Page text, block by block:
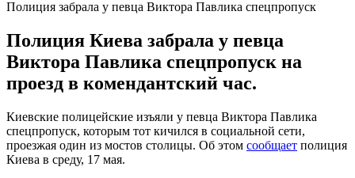
Полиция забрала у певца Виктора Павлика спецпропуск
Полиция Киева забрала у певца
Виктора Павлика спецпропуск на
проезд в комендантский час.
Киевские полицейские изъяли у певца Виктора Павлика
спецпропуск, которым тот кичился в социальной сети,
проезжая один из мостов столицы. Об этом сообщает полиция
Киева в среду, 17 мая.